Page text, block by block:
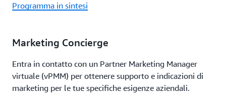
Programma in sintesi
Marketing Concierge
Entra in contatto con un Partner Marketing Manager
virtuale (vPMM) per ottenere supporto e indicazioni di
marketing per le tue specifiche esigenze aziendali.